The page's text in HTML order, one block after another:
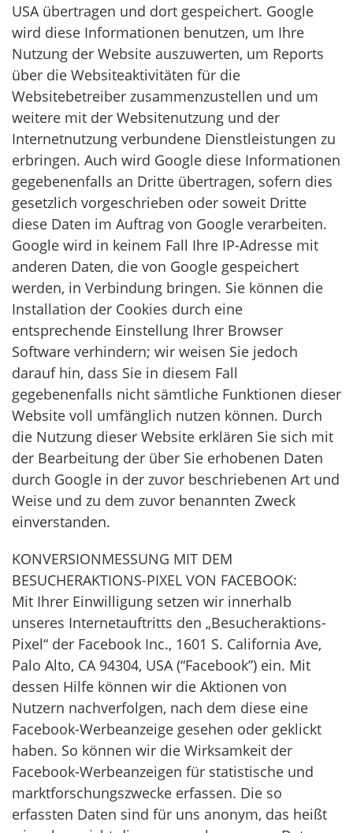
USA übertragen und dort gespeichert. Google
wird diese Informationen benutzen, um Ihre
Nutzung der Website auszuwerten, um Reports
über die Websiteaktivitäten für die
Websitebetreiber zusammenzustellen und um
weitere mit der Websitenutzung und der
Internetnutzung verbundene Dienstleistungen zu
erbringen. Auch wird Google diese Informationen
gegebenenfalls an Dritte übertragen, sofern dies
gesetzlich vorgeschrieben oder soweit Dritte
diese Daten im Auftrag von Google verarbeiten.
Google wird in keinem Fall Ihre IP-Adresse mit
anderen Daten, die von Google gespeichert
werden, in Verbindung bringen. Sie können die
Installation der Cookies durch eine
entsprechende Einstellung Ihrer Browser
Software verhindern; wir weisen Sie jedoch
darauf hin, dass Sie in diesem Fall
gegebenenfalls nicht sämtliche Funktionen dieser
Website voll umfänglich nutzen können. Durch
die Nutzung dieser Website erklären Sie sich mit
der Bearbeitung der über Sie erhobenen Daten
durch Google in der zuvor beschriebenen Art und
Weise und zu dem zuvor benannten Zweck
einverstanden.
KONVERSIONMESSUNG MIT DEM
BESUCHERAKTIONS-PIXEL VON FACEBOOK:
Mit Ihrer Einwilligung setzen wir innerhalb
unseres Internetauftritts den „Besucheraktions-
Pixel“ der Facebook Inc., 1601 S. California Ave,
Palo Alto, CA 94304, USA (“Facebook”) ein. Mit
dessen Hilfe können wir die Aktionen von
Nutzern nachverfolgen, nach dem diese eine
Facebook-Werbeanzeige gesehen oder geklickt
haben. So können wir die Wirksamkeit der
Facebook-Werbeanzeigen für statistische und
marktforschungszwecke erfassen. Die so
erfassten Daten sind für uns anonym, das heißt